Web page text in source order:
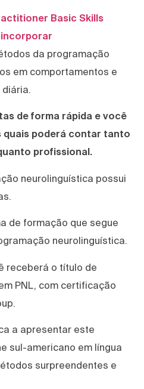
Basic Skills
da programação
em comportamentos e
diária.
de forma rápida e você
quais poderá contar tanto
profissional.
neurolinguística possui
de formação que segue
neurolinguística.
receberá o título de
PNL, com certificação
a apresentar este
sul-americano em língua
surpreendentes e